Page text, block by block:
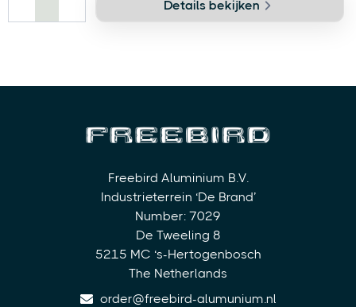
Details bekijken
Freebird Aluminium B.V.
Industrieterrein ‘De Brand’
Number: 7029
De Tweeling 8
5215 MC ‘s-Hertogenbosch
The Netherlands
order@freebird-alumunium.nl